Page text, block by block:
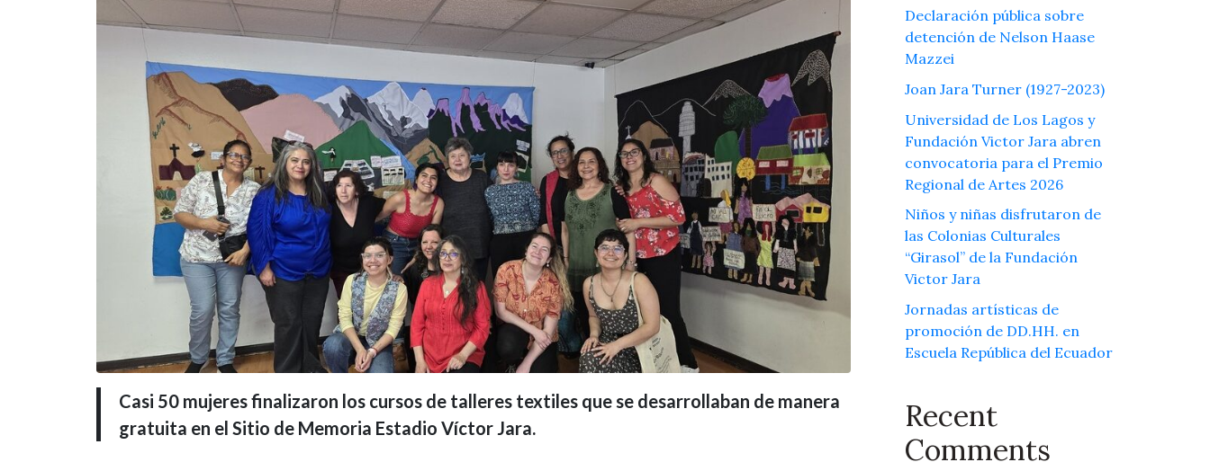
Casi 50 mujeres finalizaron los cursos de talleres textiles que se desarrollaban de manera
gratuita en el Sitio de Memoria Estadio Víctor Jara.
Declaración pública sobre
detención de Nelson Haase
Mazzei
Joan Jara Turner (1927-2023)
Universidad de Los Lagos y
Fundación Victor Jara abren
convocatoria para el Premio
Regional de Artes 2026
Niños y niñas disfrutaron de
las Colonias Culturales
“Girasol” de la Fundación
Victor Jara
Jornadas artísticas de
promoción de DD.HH. en
Escuela República del Ecuador
Recent
Comments